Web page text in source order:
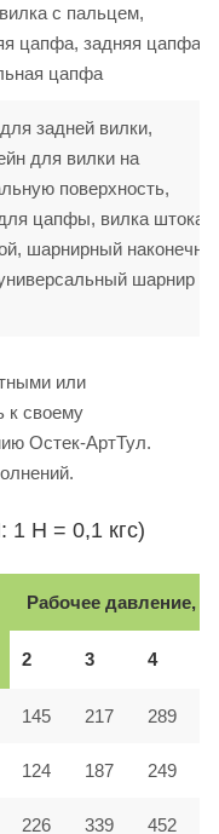
с пальцем,
цапфа, задняя цапфа,
цапфа
задней вилки,
для вилки на
поверхность,
цапфы, вилка штока с
шарнирный
шарнир
или
к своему
Остек-АртТул.
1 Н = 0,1 кгс)
Рабочее давление,
2 3 4
145 217 289
124 187 249
226 339 452